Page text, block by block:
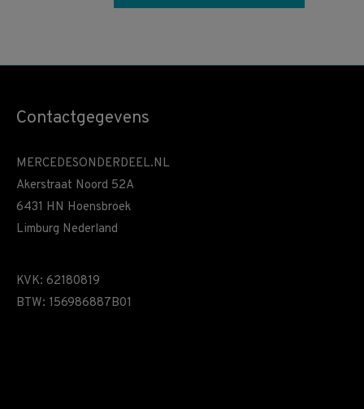
Contactgegevens
MERCEDESONDERDEEL.NL
Akerstraat Noord 52A
6431 HN Hoensbroek
Limburg Nederland
KVK: 62180819
BTW: 156986887B01